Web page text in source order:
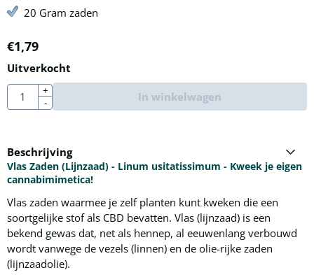
20 Gram zaden
€1,79
Uitverkocht
Aantal
+
-
In winkelwagen
Beschrijving
Vlas Zaden (Lijnzaad) - Linum usitatissimum - Kweek je eigen
cannabimimetica!
Vlas zaden waarmee je zelf planten kunt kweken die een
soortgelijke stof als CBD bevatten. Vlas (lijnzaad) is een
bekend gewas dat, net als hennep, al eeuwenlang verbouwd
wordt vanwege de vezels (linnen) en de olie-rijke zaden
(lijnzaadolie).